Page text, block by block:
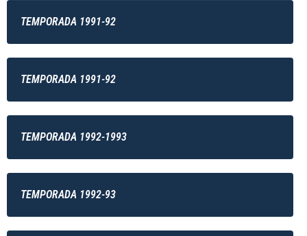
TEMPORADA 1991-92
TEMPORADA 1991-92
TEMPORADA 1992-1993
TEMPORADA 1992-93